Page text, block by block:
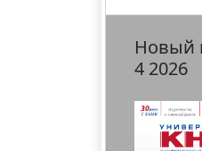
Новый
4 2026